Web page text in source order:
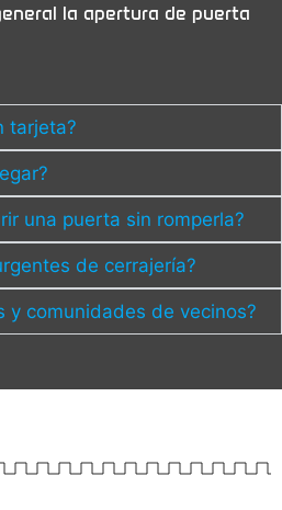
la apertura de puerta
tarjeta?
una puerta sin romperla?
de cerrajería?
y comunidades de vecinos?